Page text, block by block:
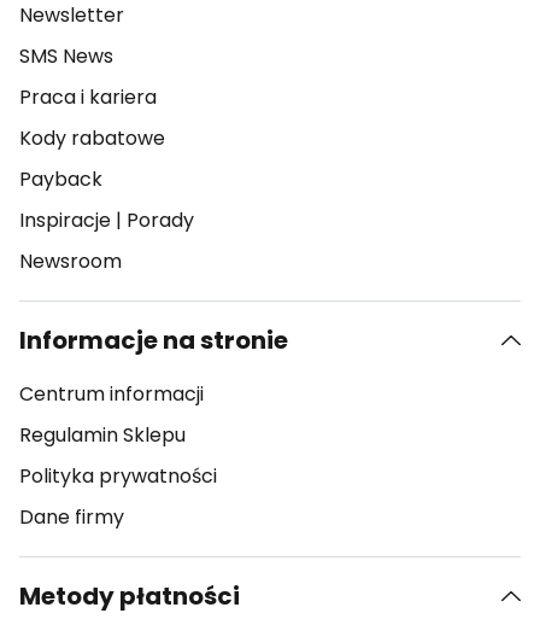
Newsletter
SMS News
Praca i kariera
Kody rabatowe
Payback
Inspiracje | Porady
Newsroom
Informacje na stronie
Centrum informacji
Regulamin Sklepu
Polityka prywatności
Dane firmy
Metody płatności